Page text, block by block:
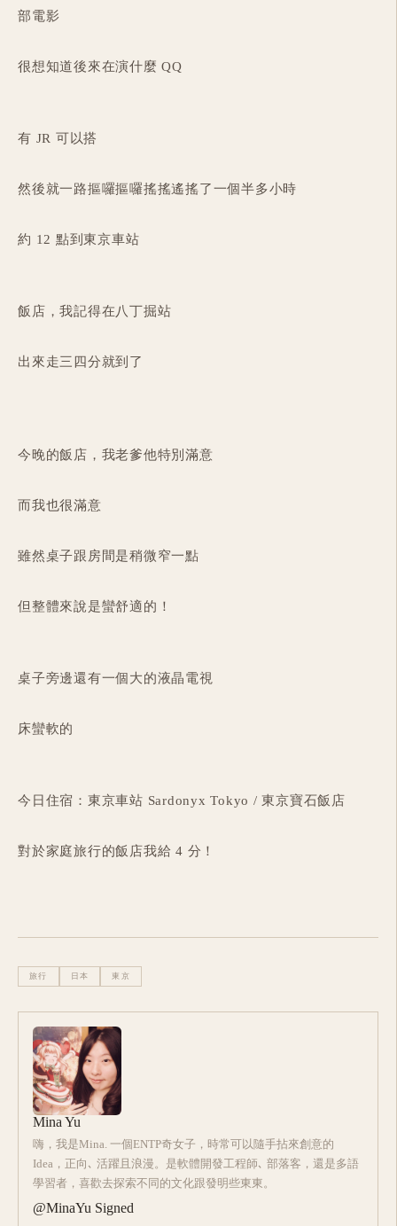
部電影
很想知道後來在演什麼 QQ
有 JR 可以搭
然後就一路摳囉摳囉搖搖遙搖了一個半多小時
約 12 點到東京車站
飯店，我記得在八丁掘站
出來走三四分就到了
今晚的飯店，我老爹他特別滿意
而我也很滿意
雖然桌子跟房間是稍微窄一點
但整體來說是蠻舒適的！
桌子旁邊還有一個大的液晶電視
床蠻軟的
今日住宿：東京車站 Sardonyx Tokyo / 東京寶石飯店
對於家庭旅行的飯店我給 4 分！
旅行 日本 東京
Mina Yu
嗨，我是Mina. 一個ENTP奇女子，時常可以隨手拈來創意的
Idea，正向､ 活躍且浪漫。是軟體開發工程師､ 部落客，還是多語
學習者，喜歡去探索不同的文化跟發明些東東。
@MinaYu Signed